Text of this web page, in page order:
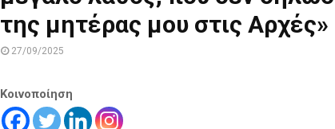
της μητέρας μου στις Αρχές»
27/09/2025
Κοινοποίηση